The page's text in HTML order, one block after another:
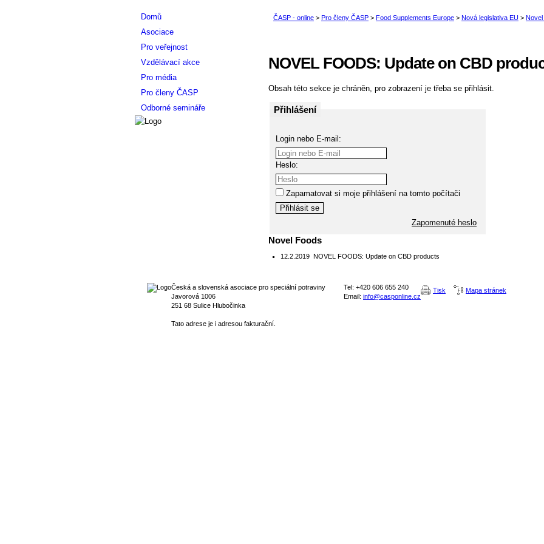
NOVEL FOODS: Update on CBD
Obsah této sekce je chráněn, pro zobrazení je třeba se přihlásit.
Přihlášení
Login nebo E-mail:
Heslo:
Zapamatovat si moje přihlášení na tomto počítači
Zapomenuté heslo
Novel Foods
12.2.2019 NOVEL FOODS: Update on CBD products
Domů
Asociace
Pro veřejnost
Vzdělávací akce
Pro média
Pro členy ČASP
Odborné semináře
Česká a slovenská asociace pro speciální potraviny
Javorová 1006
251 68 Sulice Hlubočinka
Tato adrese je i adresou fakturační.
Tel: +420 606 655 240
Email: info@casponline.cz
Tisk Mapa stránek